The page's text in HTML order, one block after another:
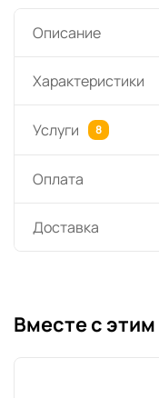
Описание
Характеристики
Услуги 8
Оплата
Доставка
Вместе с